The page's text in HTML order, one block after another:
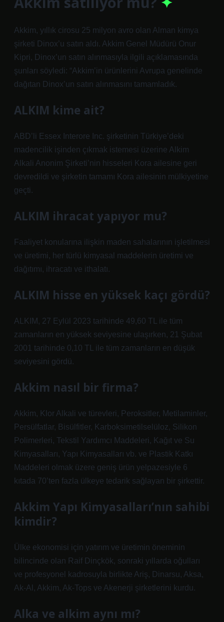
Akkim, yıllık cirosu 25 milyon avro olan Alman kimya
şirketi Dinox’u satın aldı. Akkim Genel Müdürü Onur
Kipri, Dinox’un satın alınmasıyla ilgili açıklamasında
şunları söyledi: “Akkim’in ürünlerini Avrupa genelinde
dağıtan Dinox’un satın alınmasını tamamladık.
ALKIM kime ait?
ABD’li Essex Interore Inc. şirketinin Türkiye’deki
madencilik işinden çıkmak istemesi üzerine Alkim
Alkali Anonim Şirketi’nin hisseleri Kora ailesine geri
devredildi ve şirketin tamamı Kora ailesinin mülkiyetine
geçti.
ALKIM ihracat yapıyor mu?
Faaliyet konularına ilişkin maden sahalarının işletilmesi
ve üretimi, her türlü kimyasal maddelerin üretimi ve
dağıtımı, ihracatı ve ithalatı.
ALKIM hisse en yüksek kaçı gördü?
ALKIM, 27 Eylül 2023 tarihinde 49,60 TL ile tüm
zamanların en yüksek seviyesine ulaşırken, 21 Şubat
2001 tarihinde 0,10 TL ile tüm zamanların en düşük
seviyesini gördü.
Akkim nasıl bir firma?
Akkim, Klor Alkali ve türevleri, Peroksitler, Metilaminler,
Persülfatlar, Bisülfitler, Karboksimetilselüloz, Silikon
Polimerleri, Tekstil Yardımcı Maddeleri, Kağıt ve Su
Kimyasalları, Yapı Kimyasalları vb. ve Plastik Katkı
Maddeleri olmak üzere geniş ürün yelpazesiyle 6
kıtada 70’ten fazla ülkeye tedarik sağlayan bir şirkettir.
Akkim Yapı Kimyasalları’nın sahibi
kimdir?
Ülke ekonomisi için yatırım ve üretimin öneminin
bilincinde olan Raif Dinçkök, sonraki yıllarda oğulları
ve profesyonel kadrosuyla birlikte Ariş, Dinarsu, Aksa,
Ak-Al, Akkim, Ak-Tops ve Akenerji şirketlerini kurdu.
Alka ve alkim aynı mı?